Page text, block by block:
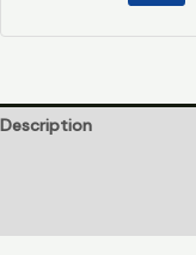
Description